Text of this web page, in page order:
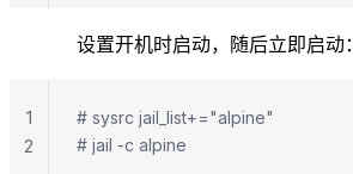
设置开机时启动，随后立即启动：
# sysrc jail_list+="alpine"
# jail -c alpine
1
2